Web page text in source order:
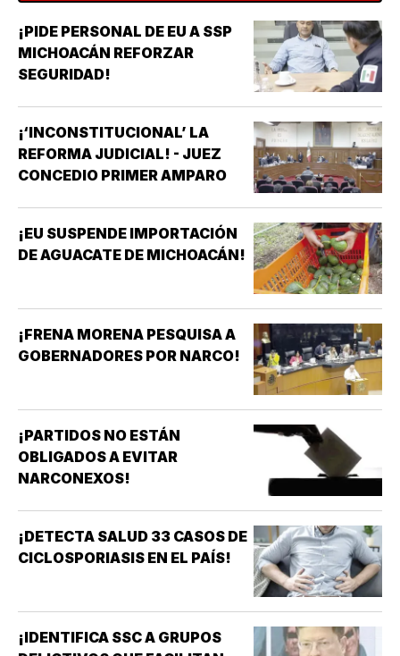
¡PIDE PERSONAL DE EU A SSP
MICHOACÁN REFORZAR
SEGURIDAD!
¡‘INCONSTITUCIONAL’ LA
REFORMA JUDICIAL! - JUEZ
CONCEDIO PRIMER AMPARO
¡EU SUSPENDE IMPORTACIÓN
DE AGUACATE DE MICHOACÁN!
¡FRENA MORENA PESQUISA A
GOBERNADORES POR NARCO!
¡PARTIDOS NO ESTÁN
OBLIGADOS A EVITAR
NARCONEXOS!
¡DETECTA SALUD 33 CASOS DE
CICLOSPORIASIS EN EL PAÍS!
¡IDENTIFICA SSC A GRUPOS